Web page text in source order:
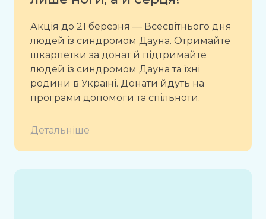
Акція до 21 березня — Всесвітнього дня
людей із синдромом Дауна. Отримайте
шкарпетки за донат й підтримайте
людей із синдромом Дауна та їхні
родини в Україні. Донати йдуть на
програми допомоги та спільноти.
Детальніше